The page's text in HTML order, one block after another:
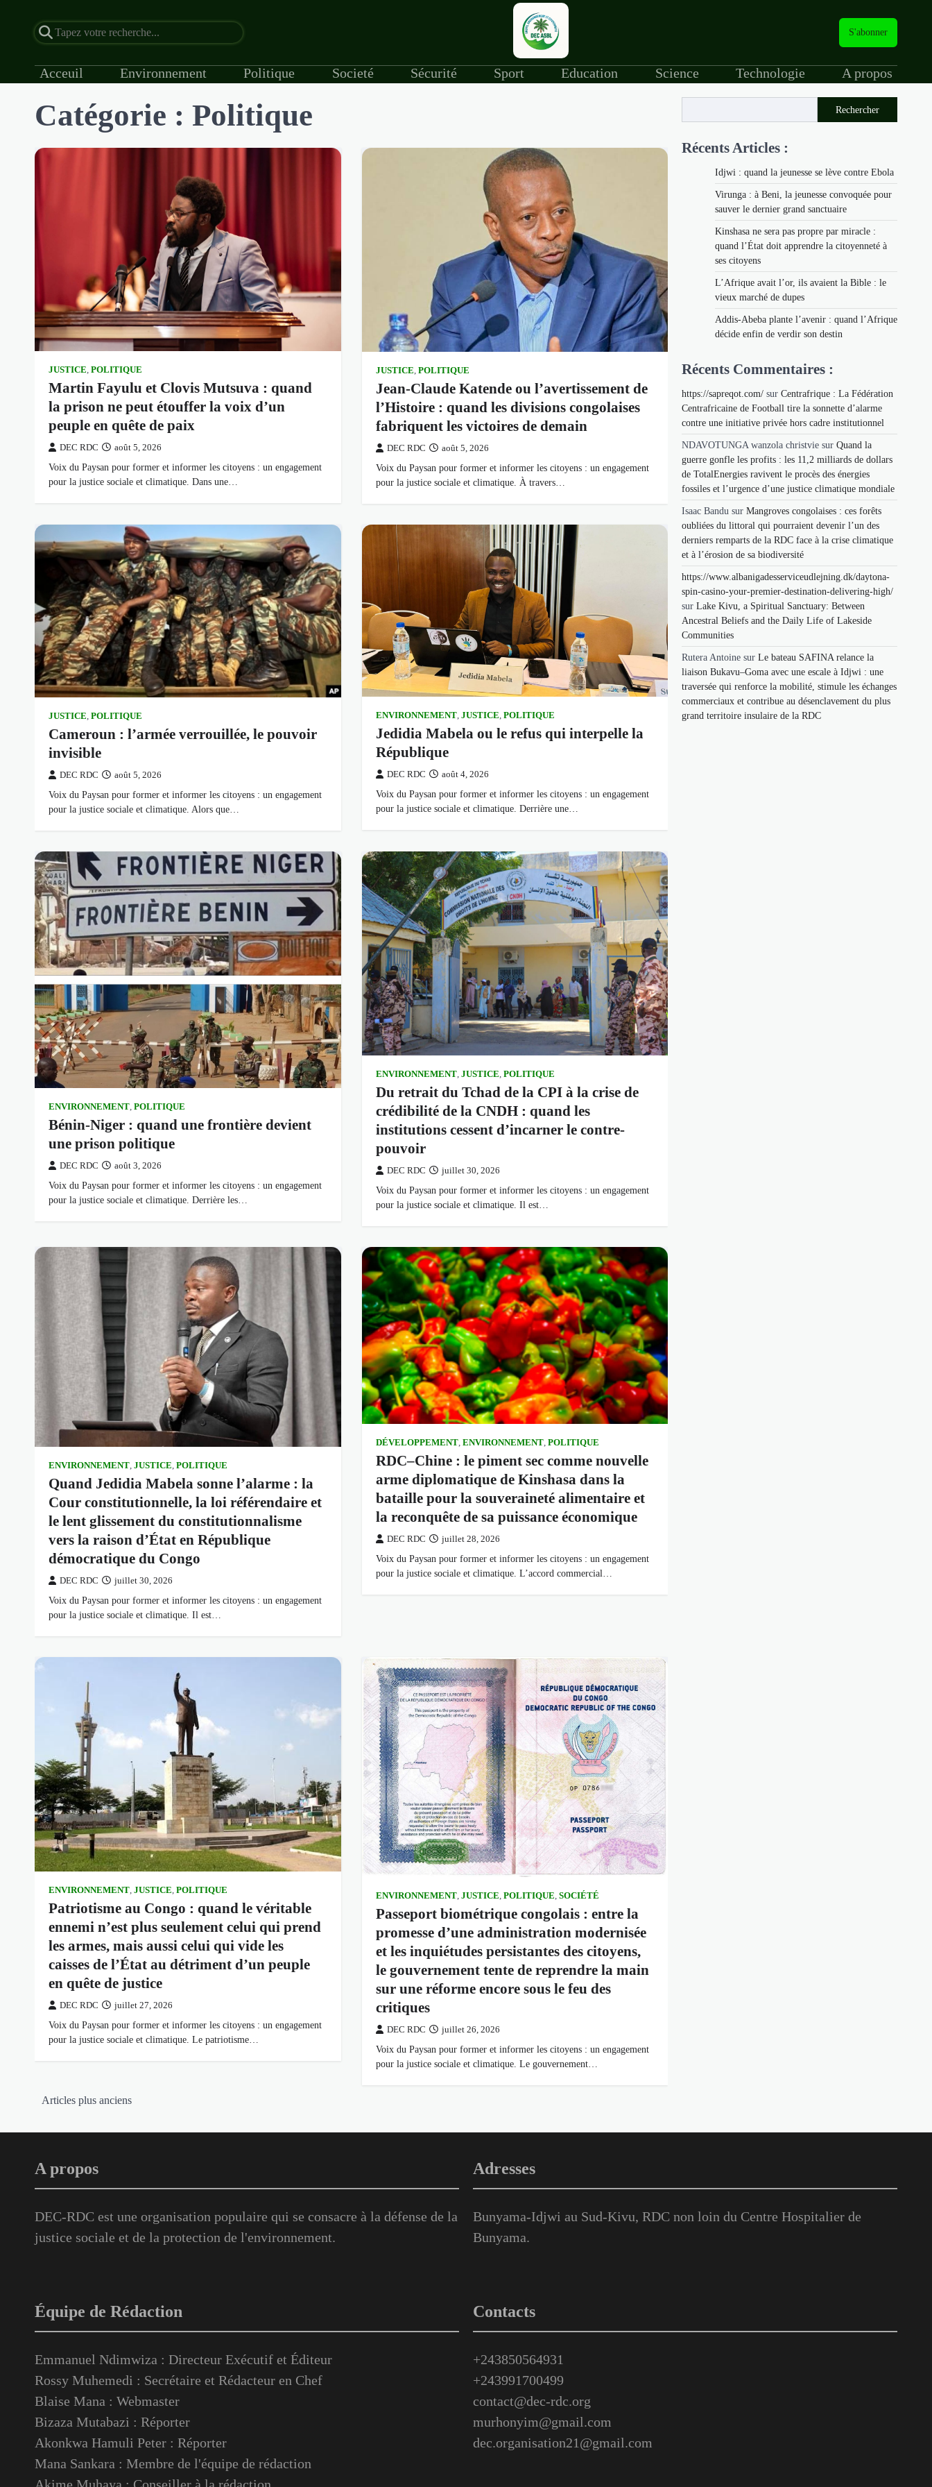
S'abonner
Acceuil Environnement Politique Societé Sécurité Sport Education Science Technologie A propos
Catégorie : Politique
JUSTICE, POLITIQUE
Martin Fayulu et Clovis Mutsuva : quand
la prison ne peut étouffer la voix d’un
peuple en quête de paix
DEC RDC août 5, 2026
Voix du Paysan pour former et informer les citoyens : un engagement
pour la justice sociale et climatique. Dans une…
JUSTICE, POLITIQUE
Jean-Claude Katende ou l’avertissement de
l’Histoire : quand les divisions congolaises
fabriquent les victoires de demain
DEC RDC août 5, 2026
Voix du Paysan pour former et informer les citoyens : un engagement
pour la justice sociale et climatique. À travers…
JUSTICE POLITIQUE
Cameroun : l’armée verrouillée, le pouvoir
invisible
DEC RDC août 5, 2026
Voix du Paysan pour former et informer les citoyens : un engagement
pour la justice sociale et climatique. Alors que…
ENVIRONNEMENT, JUSTICE, POLITIQUE
Jedidia Mabela ou le refus qui interpelle la
République
DEC RDC août 4, 2026
Voix du Paysan pour former et informer les citoyens : un engagement
pour la justice sociale et climatique. Derrière une…
ENVIRONNEMENT, POLITIQUE
Bénin-Niger : quand une frontière devient
une prison politique
DEC RDC août 3, 2026
Voix du Paysan pour former et informer les citoyens : un engagement
pour la justice sociale et climatique. Derrière les…
ENVIRONNEMENT, JUSTICE, POLITIQUE
Du retrait du Tchad de la CPI à la crise de
crédibilité de la CNDH : quand les
institutions cessent d’incarner le contre-
pouvoir
DEC RDC juillet 30, 2026
Voix du Paysan pour former et informer les citoyens : un engagement
pour la justice sociale et climatique. Il est…
ENVIRONNEMENT JUSTICE POLITIQUE
Quand Jedidia Mabela sonne l’alarme : la
Cour constitutionnelle, la loi référendaire et
le lent glissement du constitutionnalisme
vers la raison d’État en République
démocratique du Congo
DEC RDC juillet 30, 2026
Voix du Paysan pour former et informer les citoyens : un engagement
pour la justice sociale et climatique. Il est…
DÉVELOPPEMENT, ENVIRONNEMENT, POLITIQUE
RDC–Chine : le piment sec comme nouvelle
arme diplomatique de Kinshasa dans la
bataille pour la souveraineté alimentaire et
la reconquête de sa puissance économique
DEC RDC juillet 28, 2026
Voix du Paysan pour former et informer les citoyens : un engagement
pour la justice sociale et climatique. L’accord commercial…
ENVIRONNEMENT JUSTICE POLITIQUE
Patriotisme au Congo : quand le véritable
ennemi n’est plus seulement celui qui prend
les armes, mais aussi celui qui vide les
caisses de l’État au détriment d’un peuple
en quête de justice
DEC RDC juillet 27, 2026
Voix du Paysan pour former et informer les citoyens : un engagement
pour la justice sociale et climatique. Le patriotisme…
ENVIRONNEMENT, JUSTICE, POLITIQUE, SOCIÉTÉ
Passeport biométrique congolais : entre la
promesse d’une administration modernisée
et les inquiétudes persistantes des citoyens,
le gouvernement tente de reprendre la main
sur une réforme encore sous le feu des
critiques
DEC RDC juillet 26, 2026
Voix du Paysan pour former et informer les citoyens : un engagement
pour la justice sociale et climatique. Le gouvernement…
Navigation
Articles plus anciens
Rechercher
Récents Articles :
Idjwi : quand la jeunesse se lève contre Ebola
Virunga : à Beni, la jeunesse convoquée pour
sauver le dernier grand sanctuaire
Kinshasa ne sera pas propre par miracle :
quand l’État doit apprendre la citoyenneté à
ses citoyens
L’Afrique avait l’or, ils avaient la Bible : le
vieux marché de dupes
Addis-Abeba plante l’avenir : quand l’Afrique
décide enfin de verdir son destin
Récents Commentaires :
https://sapreqot.com/ sur Centrafrique : La Fédération
Centrafricaine de Football tire la sonnette d’alarme
contre une initiative privée hors cadre institutionnel
NDAVOTUNGA wanzola christvie sur Quand la
guerre gonfle les profits : les 11,2 milliards de dollars
de TotalEnergies ravivent le procès des énergies
fossiles et l’urgence d’une justice climatique mondiale
Isaac Bandu sur Mangroves congolaises : ces forêts
oubliées du littoral qui pourraient devenir l’un des
derniers remparts de la RDC face à la crise climatique
et à l’érosion de sa biodiversité
https://www.albanigadesserviceudlejning.dk/daytona-
spin-casino-your-premier-destination-delivering-high/
sur Lake Kivu, a Spiritual Sanctuary: Between
Ancestral Beliefs and the Daily Life of Lakeside
Communities
Rutera Antoine sur Le bateau SAFINA relance la
liaison Bukavu–Goma avec une escale à Idjwi : une
traversée qui renforce la mobilité, stimule les échanges
commerciaux et contribue au désenclavement du plus
grand territoire insulaire de la RDC
A propos
DEC-RDC est une organisation populaire qui se consacre à la défense de la
justice sociale et de la protection de l'environnement.
Adresses
Bunyama-Idjwi au Sud-Kivu, RDC non loin du Centre Hospitalier de
Bunyama.
Équipe de Rédaction
Emmanuel Ndimwiza : Directeur Exécutif et Éditeur
Rossy Muhemedi : Secrétaire et Rédacteur en Chef
Blaise Mana : Webmaster
Bizaza Mutabazi : Réporter
Akonkwa Hamuli Peter : Réporter
Mana Sankara : Membre de l'équipe de rédaction
Contacts
+243850564931
+243991700499
contact@dec-rdc.org
murhonyim@gmail.com
dec.organisation21@gmail.com